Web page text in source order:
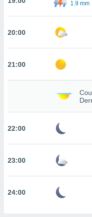
votre
en
au
web.
1.9 mm
20:00
21:00
22:00
23:00
24:00